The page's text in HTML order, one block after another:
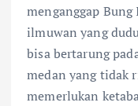
menganggap
ilmuwan yang
bisa bertarung
medan yang tidak
memerlukan